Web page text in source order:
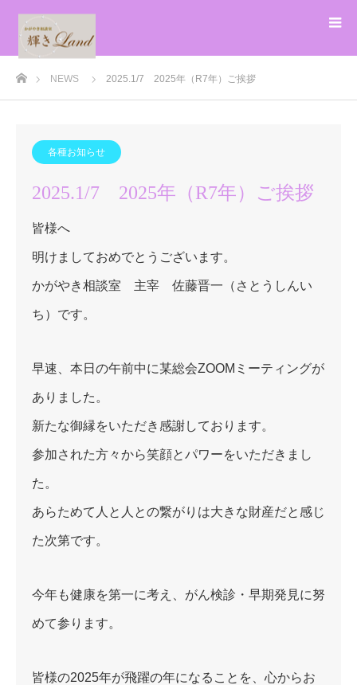
ホームNEWS 2025.1/7 2025年（R7年）ご挨拶
各種お知らせ
2025.1/7 2025年（R7年）ご挨拶
皆様へ
明けましておめでとうございます。
かがやき相談室 主宰 佐藤晋一（さとうしんい
ち）です。
早速、本日の午前中に某総会ZOOMミーティングが
ありました。
新たな御縁をいただき感謝しております。
参加された方々から笑顔とパワーをいただきまし
た。
あらためて人と人との繋がりは大きな財産だと感じ
た次第です。
今年も健康を第一に考え、がん検診・早期発見に努
めて参ります。
皆様の2025年が飛躍の年になることを、心からお